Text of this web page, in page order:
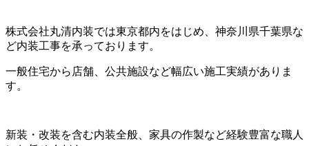
株式会社丸清内装では東京都内をはじめ、神奈川県千葉県な
ど内装工事を承っております。
一般住宅から店舗、公共施設など幅広い施工実績がありま
す。
新装・改装を含む内装全般、家具の作製など経験豊富な職人